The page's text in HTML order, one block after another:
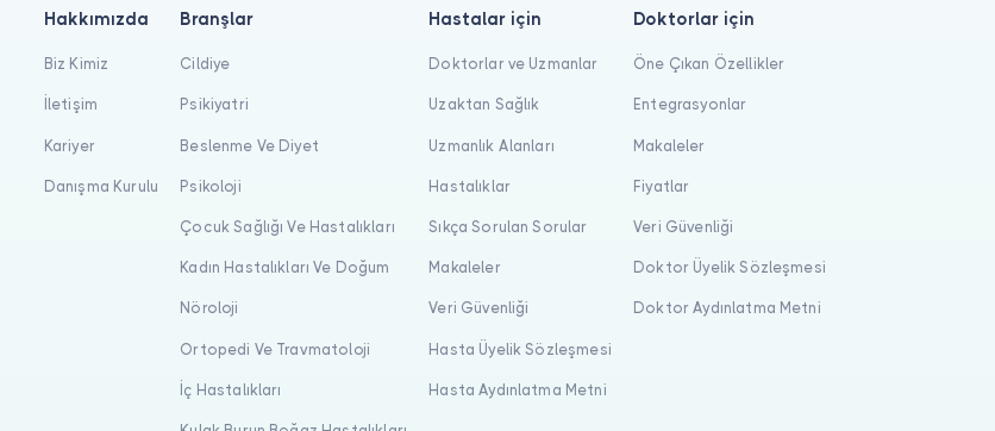
Hakkımızda
Biz Kimiz
İletişim
Kariyer
Danışma Kurulu
Branşlar
Cildiye
Psikiyatri
Beslenme Ve Diyet
Psikoloji
Çocuk Sağlığı Ve Hastalıkları
Kadın Hastalıkları Ve Doğum
Nöroloji
Ortopedi Ve Travmatoloji
İç Hastalıkları
Hastalar için
Doktorlar ve Uzmanlar
Uzaktan Sağlık
Uzmanlık Alanları
Hastalıklar
Sıkça Sorulan Sorular
Makaleler
Veri Güvenliği
Hasta Üyelik Sözleşmesi
Hasta Aydınlatma Metni
Doktorlar için
Öne Çıkan Özellikler
Entegrasyonlar
Makaleler
Fiyatlar
Veri Güvenliği
Doktor Üyelik Sözleşmesi
Doktor Aydınlatma Metni